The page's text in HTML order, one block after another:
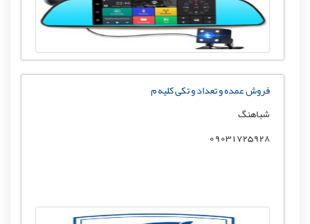
فروش عمده و تعداد و تکی کلیه م
شباهنگ
09031725928